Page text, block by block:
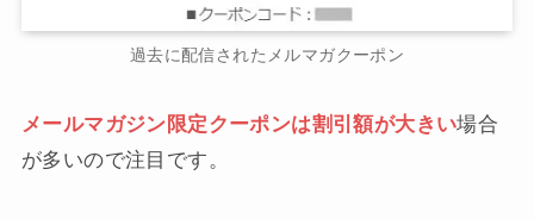
過去に配信されたメルマガクーポン
メールマガジン限定クーポンは割引額が大きい場合
が多いので注目です。